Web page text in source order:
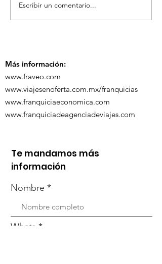
TourTravelynByFraveo
participó en la
Escribir un comentario...
Más información:
www.fraveo.com
www.viajesenoferta.com.mx/franquicias
www.franquiciaeconomica.com
www.franquiciadeagenciadeviajes.com
Te mandamos más
información
Nombre
Whats